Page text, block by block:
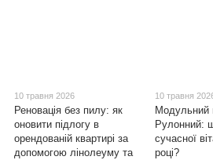
10 травня 2026
Реновація без пилу: як
оновити підлогу в
орендованій квартирі за
допомогою лінолеуму та
10 травня
Модульний
Рулонний:
сучасної
році?